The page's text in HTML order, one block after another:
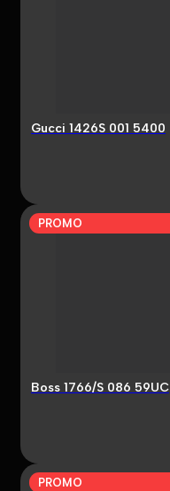
Gucci 1426S 001 5400
PROMO
Boss 1766/S 086 59UC
PROMO